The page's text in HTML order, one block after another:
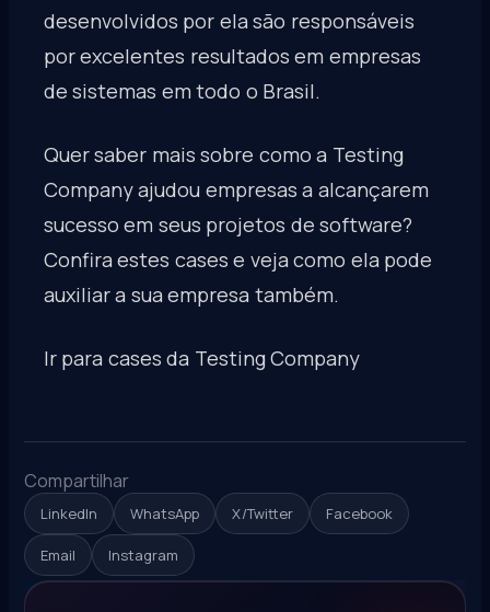
desenvolvidos por ela são responsáveis
por excelentes resultados em empresas
de sistemas em todo o Brasil.
Quer saber mais sobre como a Testing
Company ajudou empresas a alcançarem
sucesso em seus projetos de software?
Confira estes cases e veja como ela pode
auxiliar a sua empresa também.
Ir para cases da Testing Company
Compartilhar
LinkedIn WhatsApp X/Twitter Facebook
Email Instagram